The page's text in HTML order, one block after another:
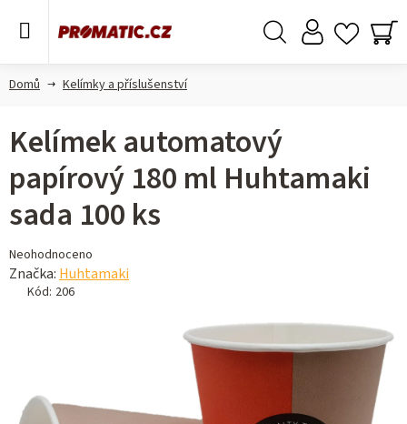
Domů Kelímky a příslušenství
Kelímek automatový
papírový 180 ml Huhtamaki
sada 100 ks
Průměrné
hodnocení
produktu
Neohodnoceno
Značka: Huhtamaki
Kód: 206